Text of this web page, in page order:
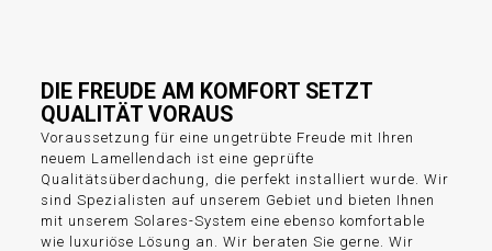
DIE FREUDE AM KOMFORT SETZT
QUALITÄT VORAUS
Voraussetzung für eine ungetrübte Freude mit Ihren
neuem Lamellendach ist eine geprüfte
Qualitätsüberdachung, die perfekt installiert wurde. Wir
sind Spezialisten auf unserem Gebiet und bieten Ihnen
mit unserem Solares-System eine ebenso komfortable
wie luxuriöse Lösung an. Wir beraten Sie gerne. Wir